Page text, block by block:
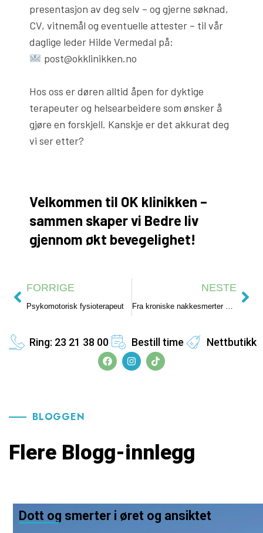
presentasjon av deg selv – og gjerne søknad,
CV, vitnemål og eventuelle attester – til vår
daglige leder Hilde Vermedal på:
post@okklinikken.no
Hos oss er døren alltid åpen for dyktige
terapeuter og helsearbeidere som ønsker å
gjøre en forskjell. Kanskje er det akkurat deg
vi ser etter?
Velkommen til OK klinikken –
sammen skaper vi Bedre liv
gjennom økt bevegelighet!
FORRIGE
Psykomotorisk fysioterapeut
NESTE
Fra kroniske nakkesmerter og hodepine til ny livsglede og håp med fysioterapi!
Ring: 23 21 38 00 Bestill time Nettbutikk
BLOGGEN
Flere Blogg-innlegg
Dott og smerter i øret og ansiktet